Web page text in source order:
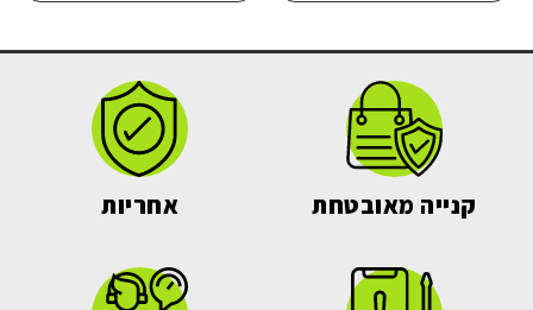
קנייה מאובטחת אחריות